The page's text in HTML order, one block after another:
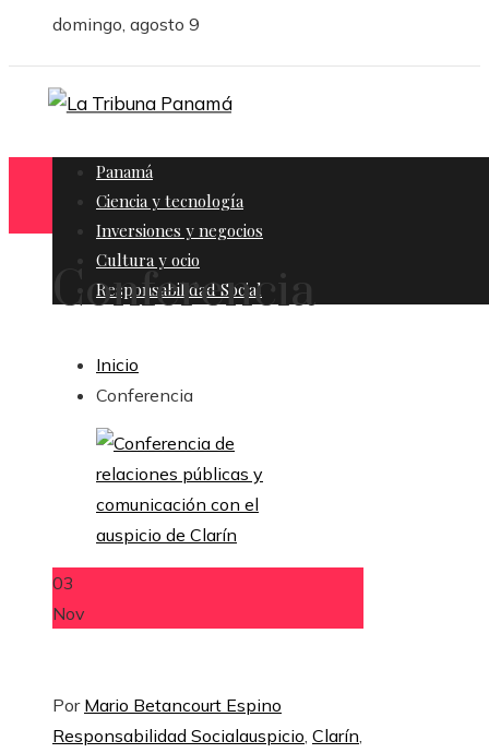
domingo, agosto 9
Panamá
Ciencia y tecnología
Inversiones y negocios
Cultura y ocio
Responsabilidad Social
Conferencia
Inicio
Conferencia
03
Nov
Por Mario Betancourt Espino
Responsabilidad Socialauspicio Clarín